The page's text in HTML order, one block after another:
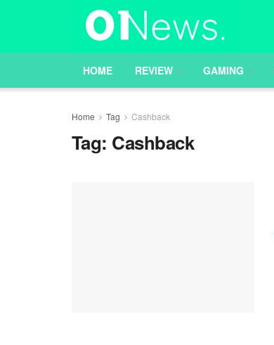
HOME REVIEW GAMING
Home Tag Cashback
Tag: Cashback